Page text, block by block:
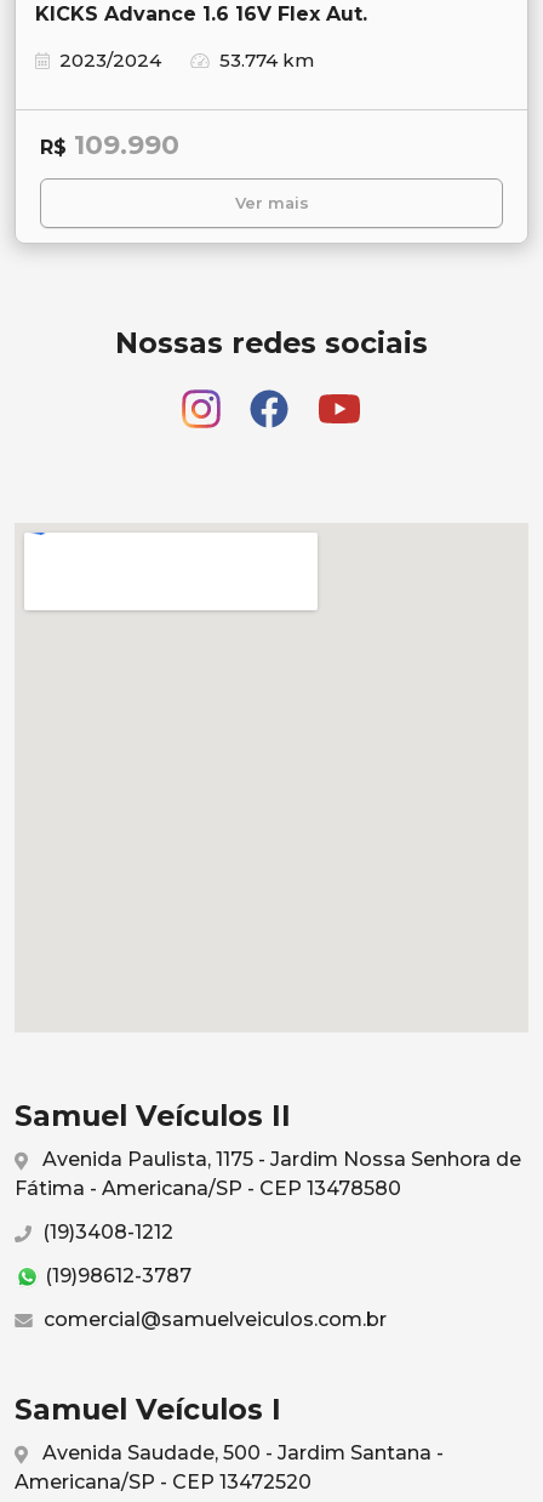
KICKS Advance 1.6 16V Flex Aut.
2023/2024
53.774 km
R$ 109.990
Ver mais
Nossas redes sociais
Samuel Veículos II
Avenida Paulista, 1175 - Jardim Nossa Senhora de
Fátima - Americana/SP - CEP 13478580
(19)3408-1212
(19)98612-3787
comercial@samuelveiculos.com.br
Samuel Veículos I
Avenida Saudade, 500 - Jardim Santana -
Americana/SP - CEP 13472520